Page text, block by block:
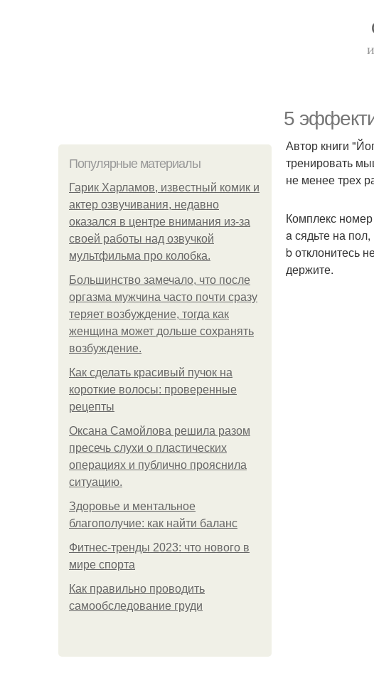
5
Популярные материалы
Гарик Харламов, известный комик и
актер озвучивания, недавно
оказался в центре внимания из-за
своей работы над озвучкой
мультфильма про колобка.
Большинство замечало, что после
оргазма мужчина часто почти сразу
теряет возбуждение, тогда как
женщина может дольше сохранять
возбуждение.
Как сделать красивый пучок на
короткие волосы: проверенные
рецепты
Оксана Самойлова решила разом
пресечь слухи о пластических
операциях и публично прояснила
ситуацию.
Здоровье и ментальное
благополучие: как найти баланс
Фитнес-тренды 2023: что нового в
мире спорта
Как правильно проводить
самообследование груди
Автор книги
тренировать
не менее трех
Комплекс
a сядьте на
b отклонитесь
держите.